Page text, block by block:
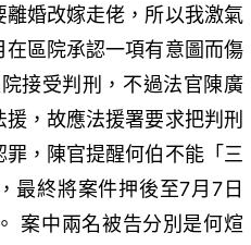
婚改嫁走佬，所以我激氣
區院承認一項有意圖而傷
接受判刑，不過法官陳廣
，故應法援署要求把判刑
，陳官提醒何伯不能「三
最終將案件押後至7月7日
案中兩名被告分別是何煊